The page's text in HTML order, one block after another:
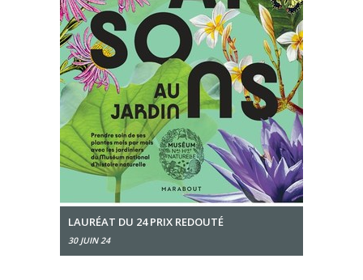
LAURÉAT DU 24 PRIX REDOUTÉ
30 JUIN 24